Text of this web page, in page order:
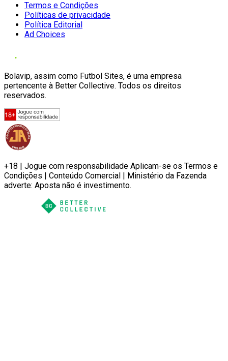
Termos e Condições
Políticas de privacidade
Política Editorial
Ad Choices
Bolavip, assim como Futbol Sites, é uma empresa
pertencente à Better Collective. Todos os direitos
reservados.
+18 | Jogue com responsabilidade Aplicam-se os Termos e
Condições | Conteúdo Comercial | Ministério da Fazenda
adverte: Aposta não é investimento.